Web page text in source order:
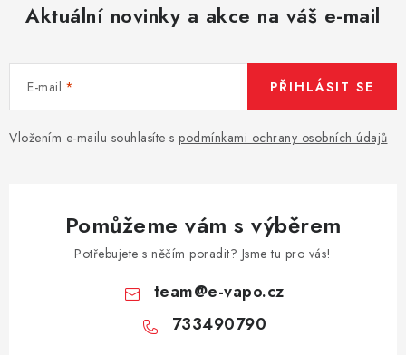
Aktuální novinky a akce na váš e-mail
E-mail
Vložením e-mailu souhlasíte s podmínkami ochrany osobních údajů
PŘIHLÁSIT SE
Pomůžeme vám s výběrem
Potřebujete s něčím poradit? Jsme tu pro vás!
team@e-vapo.cz
733490790